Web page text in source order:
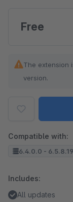
Free
The extension
version.
Compatible with:
6.4.0.0 - 6.5.8.19
Includes:
All updates